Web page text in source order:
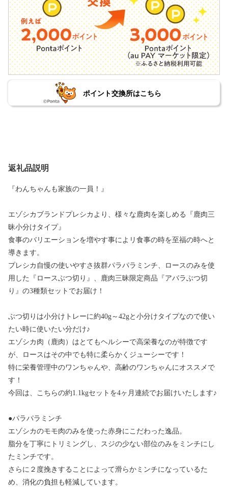
ポイント交換所はこちら
返礼品説明
『わんちゃんも家族の一員！』
エゾシカブランドプレシカより、様々な鹿肉を楽しめる『鹿肉三
昧小分けタイプ』
食事のバリエーションを増やす事によリ食事の時を至福の時へと
導きます。
プレシカ自慢の使いやすさ抜群パラパラミンチ、ロースのみを使
用した『ロースぶつ切り』、鹿肉三昧限定商品『アバラぶつ切
り』の3種類セットでお届け！
ぶつ切りは小分けトレーに約40g～42gと小分けタイプなので使い
たい時に使いたい分だけ♪
エゾシカ肉（鹿肉）はとてもヘルシーで高栄養なのが特徴です
が、ロースはその中でも特に柔らかくジューシーです！
特に栄養管理中のワンちゃんや、高齢のワンちゃんにオススメで
す！
今回は、こちらの約1.1kgセットを4ヶ月連続でお届けいたします♪
●パラパラミンチ
エゾシカのモモ肉のみを使った赤身にこだわった逸品。
脂分を丁寧にトリミングし、スジの少ない部位のみをミンチにし
たミンチです。
さらに２度挽きすることによって滑らかミンチになっているた
め、消化の負担も軽減しています。